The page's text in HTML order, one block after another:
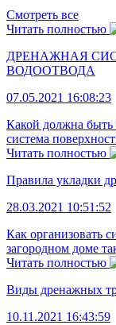
Смотреть все
Читать полностью
ДРЕНАЖНАЯ
ВОДООТВОДА
07.05.2021 16:08:23
Какой должна быть
система
Читать полностью
Правила укладки
28.03.2021 10:51:52
Как организовать
загородном доме
Читать полностью
Виды дренажных
10.11.2021 16:43:59